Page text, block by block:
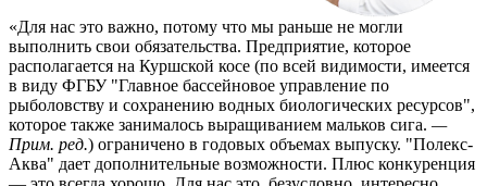
«Для нас это важно, потому что мы раньше не могли
выполнить свои обязательства. Предприятие, которое
располагается на Куршской косе (по всей видимости, имеется
в виду ФГБУ "Главное бассейновое управление по
рыболовству и сохранению водных биологических ресурсов",
которое также занималось выращиванием мальков сига. —
Прим. ред.) ограничено в годовых объемах выпуску. "Полекс-
Аква" дает дополнительные возможности. Плюс конкуренция